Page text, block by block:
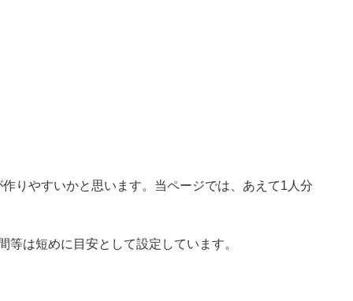
りやすいかと思います。当ページでは、あえて1人分
は短めに目安として設定しています。